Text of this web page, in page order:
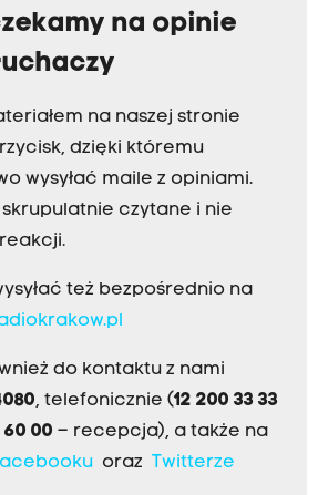
na opinie
na naszej stronie
dzięki któremu
wysyłać maile z opiniami.
skrupulatnie czytane i nie
też bezpośrednio na
do kontaktu z nami
, telefonicznie (12 200 33 33
60 00 – recepcja), a także na
oraz Twitterze